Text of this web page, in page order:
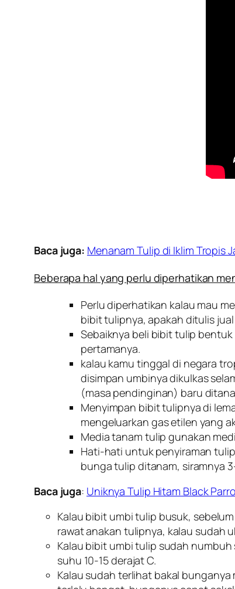
Baca juga: Menanam Tulip di Iklim Tropis
Beberapa hal yang perlu diperhatikan
Perlu diperhatikan kalau mau
bibit tulipnya, apakah ditulis
Sebaiknya beli bibit tulip
pertamanya.
kalau kamu tinggal di negara
disimpan umbinya dikulkas
(masa pendinginan) baru
Menyimpan bibit tulipnya di
mengeluarkan gas etilen yang
Media tanam tulip gunakan
Hati-hati untuk penyiraman
bunga tulip ditanam, siramnya
Baca juga: Uniknya Tulip Hitam Black
Kalau bibit umbi tulip busuk,
rawat anakan tulipnya, kalau sudah
Kalau bibit umbi tulip sudah
suhu 10-15 derajat C.
Kalau sudah terlihat bakal